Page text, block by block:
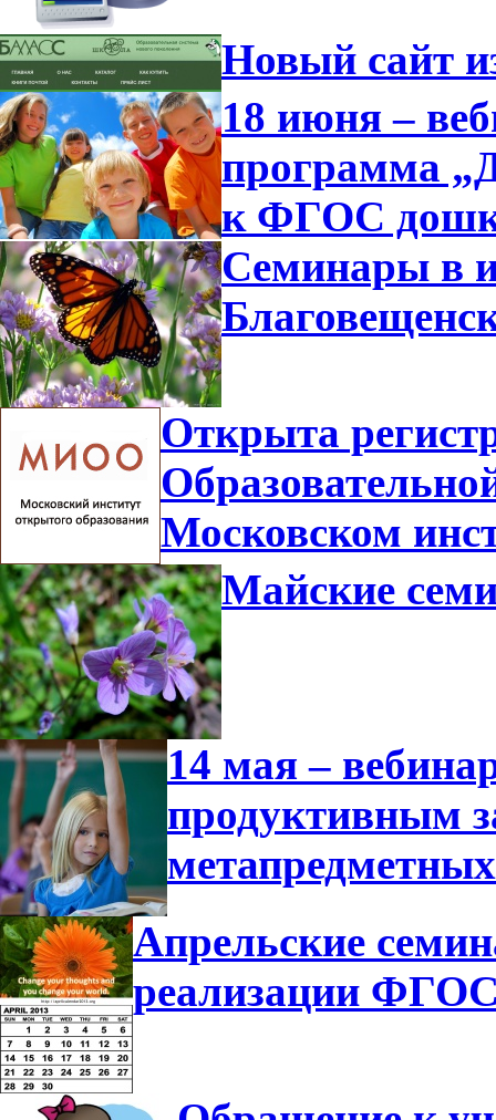
Новый сайт
18 июня –
программа
к ФГОС
Семинары в
Открыта
Московском
Майские
14 мая –
продуктивным
Апрельские
реализации